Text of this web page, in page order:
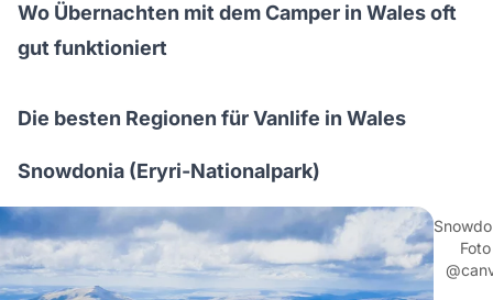
Wo Übernachten mit dem Camper in Wales oft
gut funktioniert
Die besten Regionen für Vanlife in Wales
Snowdonia (Eryri-Nationalpark)
Foto